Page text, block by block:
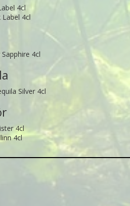
4cl
Label 4cl
4cl
Silver 4cl
4cl
4cl